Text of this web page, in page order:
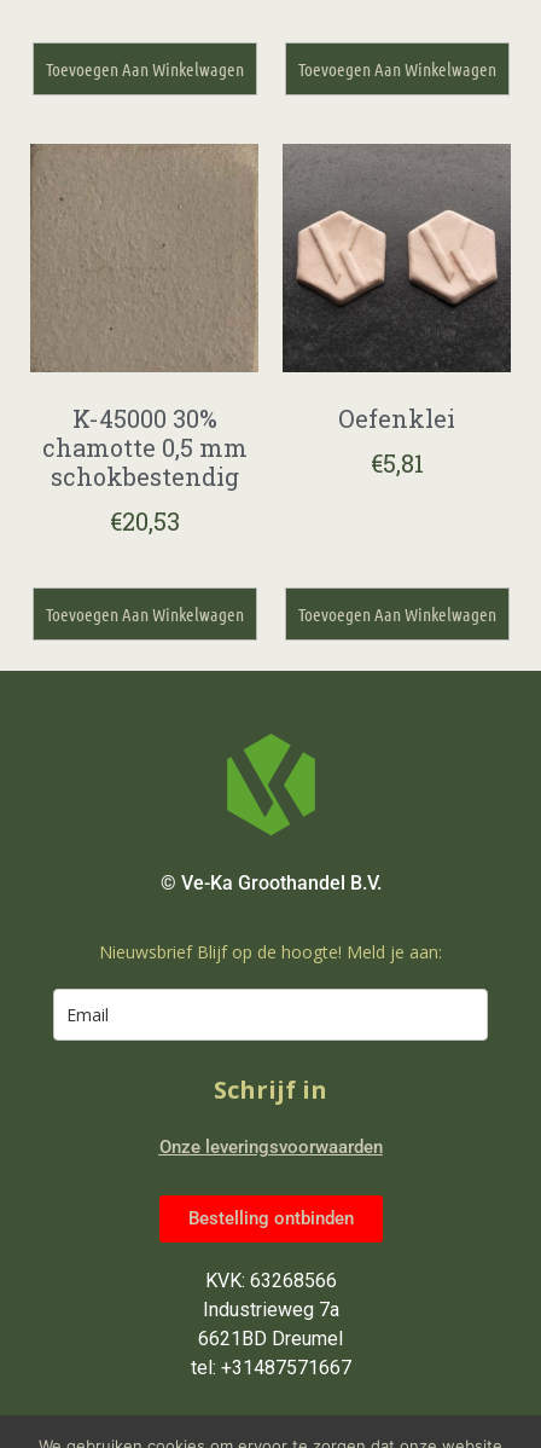
Toevoegen Aan Winkelwagen Toevoegen Aan Winkelwagen
K-45000 30%
chamotte 0,5 mm
schokbestendig
€20,53
Toevoegen Aan Winkelwagen
Oefenklei
€5,81
Toevoegen Aan Winkelwagen
© Ve-Ka Groothandel B.V.
Nieuwsbrief Blijf op de hoogte! Meld je aan:
Schrijf in
Onze leveringsvoorwaarden
Bestelling ontbinden
KVK: 63268566
Industrieweg 7a
6621BD Dreumel
tel: +31487571667
Wij zijn van maandag tot en met